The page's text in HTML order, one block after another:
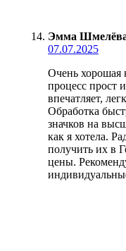
Эмма
07.07.2025
Очень хорошая
процесс прост
впечатляет,
Обработка
значков на
как я хотела.
получить их в
цены.